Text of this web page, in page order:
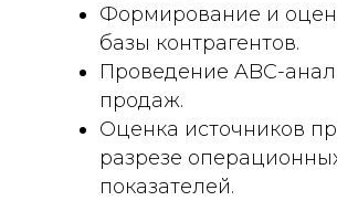
Формирование и
базы контрагентов.
Проведение ABC-
продаж.
Оценка источников
разрезе
показателей.